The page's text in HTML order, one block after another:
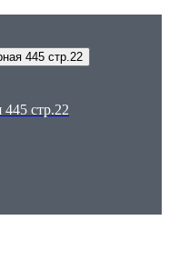
445 стр.22
стр.22